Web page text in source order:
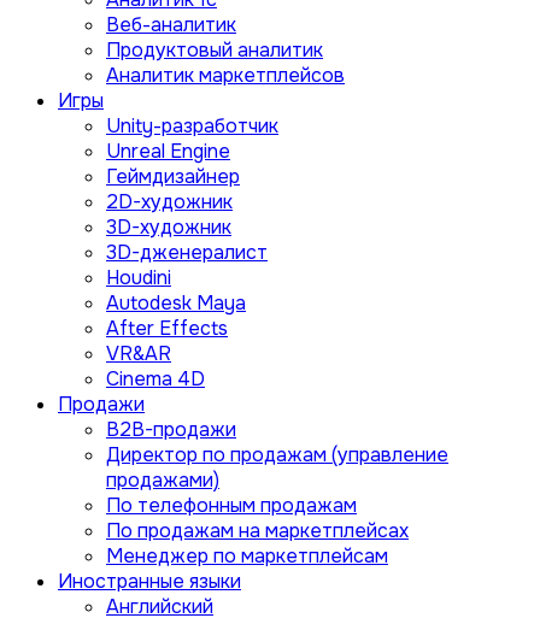
Веб-аналитик
Продуктовый аналитик
Аналитик маркетплейсов
Игры
Unity-разработчик
Unreal Engine
Геймдизайнер
2D-художник
3D-художник
3D-дженералист
Houdini
Autodesk Maya
After Effects
VR&AR
Cinema 4D
Продажи
B2B-продажи
Директор по продажам (управление
продажами)
По телефонным продажам
По продажам на маркетплейсах
Менеджер по маркетплейсам
Иностранные языки
Английский